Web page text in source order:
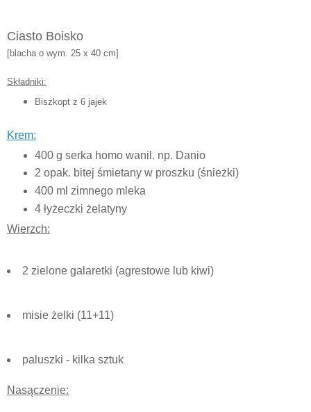
Ciasto Boisko
[blacha o wym. 25 x 40 cm]
Składniki:
Biszkopt z 6 jajek
Krem:
400 g serka homo wanil. np. Danio
2 opak. bitej śmietany w proszku (śnieżki)
400 ml zimnego mleka
4 łyżeczki żelatyny
Wierzch:
2 zielone galaretki (agrestowe lub kiwi)
misie żelki (11+11)
paluszki - kilka sztuk
Nasączenie: